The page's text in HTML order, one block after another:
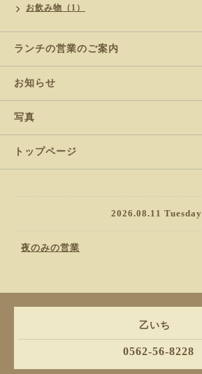
お飲み物（1）
ランチの営業のご案内
お知らせ
写真
トップページ
2026.08.11 Tuesday
夜のみの営業
乙いち
0562-56-8228